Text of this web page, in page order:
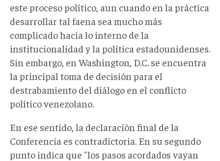
este proceso político, aun cuando en la práctica
desarrollar tal faena sea mucho más
complicado hacia lo interno de la
institucionalidad y la política estadounidenses.
Sin embargo, en Washington, D.C. se encuentra
la principal toma de decisión para el
destrabamiento del diálogo en el conflicto
político venezolano.
En ese sentido, la declaración final de la
Conferencia es contradictoria. En su segundo
punto indica que "los pasos acordados vayan